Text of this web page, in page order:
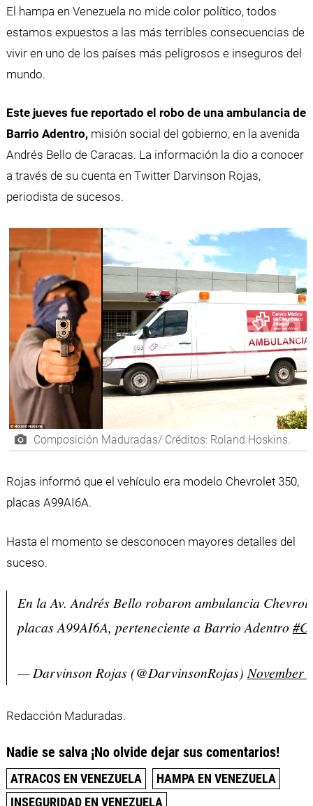
El hampa en Venezuela no mide color político, todos
estamos expuestos a las más terribles consecuencias de
vivir en uno de los países más peligrosos e inseguros del
mundo.
Este jueves fue reportado el robo de una ambulancia de
Barrio Adentro,misión social del gobierno, en la avenida
Andrés Bello de Caracas. La información la dio a conocer
a través de su cuenta en Twitter Darvinson Rojas,
periodista de sucesos.
Composición Maduradas/ Créditos: Roland Hoskins.
Rojas informó que el vehículo era modelo Chevrolet 350,
placas A99AI6A.
Hasta el momento se desconocen mayores detalles del
suceso.
En la Av. Andrés Bello robaron ambulancia
placas A99AI6A, perteneciente a Barrio Adentro
— Darvinson Rojas (@DarvinsonRojas) November
Redacción Maduradas.
Nadie se salva ¡No olvide dejar sus comentarios!
ATRACOS EN VENEZUELA
HAMPA EN VENEZUELA
INSEGURIDAD EN VENEZUELA